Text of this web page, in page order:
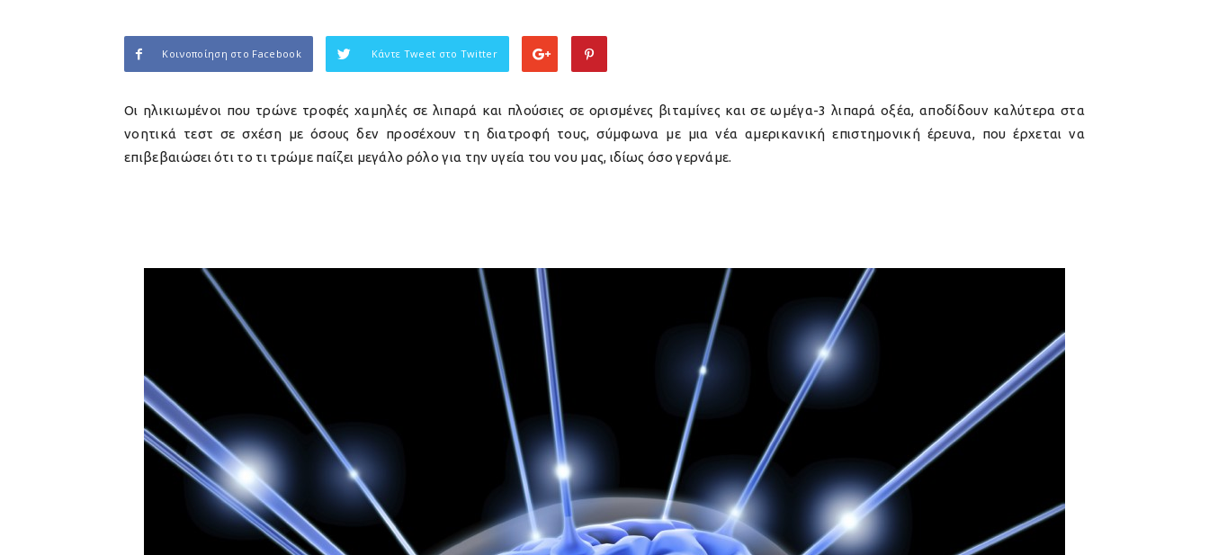
Κοινοποίηση στο Facebook Κάντε Tweet στο Twitter
Οι ηλικιωμένοι που τρώνε τροφές χαμηλές σε λιπαρά και πλούσιες σε ορισμένες βιταμίνες και σε ωμέγα-3 λιπαρά οξέα, αποδίδουν καλύτερα στα
νοητικά τεστ σε σχέση με όσους δεν προσέχουν τη διατροφή τους, σύμφωνα με μια νέα αμερικανική επιστημονική έρευνα, που έρχεται να
επιβεβαιώσει ότι το τι τρώμε παίζει μεγάλο ρόλο για την υγεία του νου μας, ιδίως όσο γερνάμε.